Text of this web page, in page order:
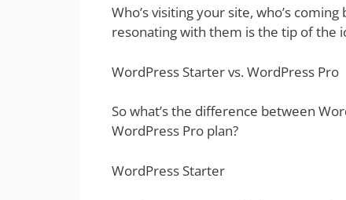
Who’s visiting your site, who’s
resonating with them is the tip of the
WordPress Starter vs. WordPress Pro
So what’s the difference between
WordPress Pro plan?
WordPress Starter